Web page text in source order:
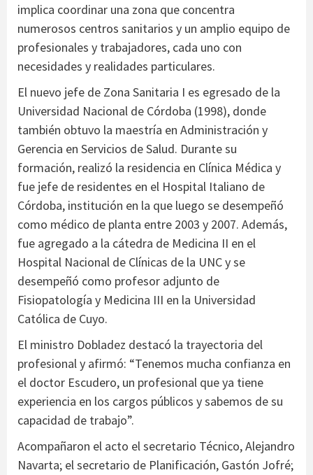
implica coordinar una zona que concentra
numerosos centros sanitarios y un amplio equipo de
profesionales y trabajadores, cada uno con
necesidades y realidades particulares.
El nuevo jefe de Zona Sanitaria I es egresado de la
Universidad Nacional de Córdoba (1998), donde
también obtuvo la maestría en Administración y
Gerencia en Servicios de Salud. Durante su
formación, realizó la residencia en Clínica Médica y
fue jefe de residentes en el Hospital Italiano de
Córdoba, institución en la que luego se desempeñó
como médico de planta entre 2003 y 2007. Además,
fue agregado a la cátedra de Medicina II en el
Hospital Nacional de Clínicas de la UNC y se
desempeñó como profesor adjunto de
Fisiopatología y Medicina III en la Universidad
Católica de Cuyo.
El ministro Dobladez destacó la trayectoria del
profesional y afirmó: “Tenemos mucha confianza en
el doctor Escudero, un profesional que ya tiene
experiencia en los cargos públicos y sabemos de su
capacidad de trabajo”.
Acompañaron el acto el secretario Técnico, Alejandro
Navarta; el secretario de Planificación, Gastón Jofré;